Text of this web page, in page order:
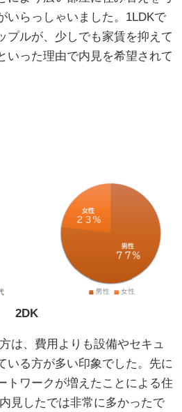
いらっしゃいました。1LDKで
プルが、少しでも家賃を抑えて
いった理由で内見を希望されて
2DK
は、費用よりも設備やセキュ
いる方が多い印象でした。先に
トワークが増えたことによる住
見したでは非常に多かったで